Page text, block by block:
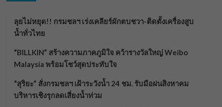
ลุยไม่หยุด!! กรมชลฯ เร่งเคลียร์ผักตบชวา-ติดตั้งเครื่องสูบ
น้ำทั่วไทย
“BILLKIN” สร้างความภาคภูมิใจ คว้ารางวัลใหญ่ Weibo
Malaysia พร้อมโชว์สุดประทับใจ
“สุริยะ” สั่งกรมชลฯ เฝ้าระวังน้ำ 24 ชม. รับมือฝนสิงหาคม
บริหารเชิงรุกลดเสี่ยงน้ำท่วม